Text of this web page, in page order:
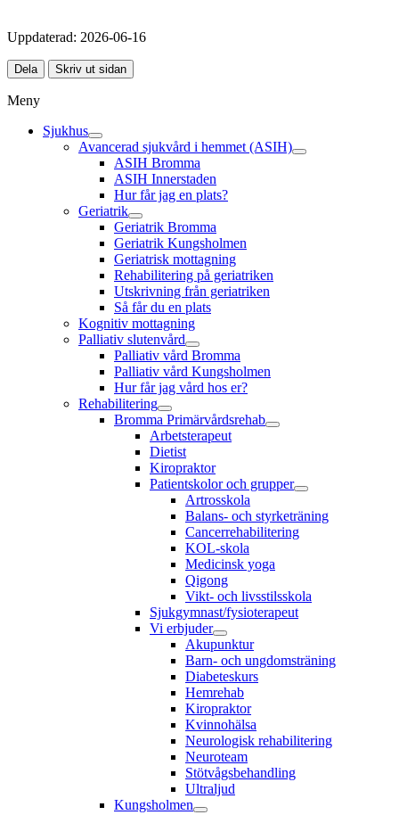
Uppdaterad: 2026-06-16
Dela Skriv ut sidan
Meny
Sjukhus
Avancerad sjukvård i hemmet (ASIH)
ASIH Bromma
ASIH Innerstaden
Hur får jag en plats?
Geriatrik
Geriatrik Bromma
Geriatrik Kungsholmen
Geriatrisk mottagning
Rehabilitering på geriatriken
Utskrivning från geriatriken
Så får du en plats
Kognitiv mottagning
Palliativ slutenvård
Palliativ vård Bromma
Palliativ vård Kungsholmen
Hur får jag vård hos er?
Rehabilitering
Bromma Primärvårdsrehab
Arbetsterapeut
Dietist
Kiropraktor
Patientskolor och grupper
Artrosskola
Balans- och styrketräning
Cancerrehabilitering
KOL-skola
Medicinsk yoga
Qigong
Vikt- och livsstilsskola
Sjukgymnast/fysioterapeut
Vi erbjuder
Akupunktur
Barn- och ungdomsträning
Diabeteskurs
Hemrehab
Kiropraktor
Kvinnohälsa
Neurologisk rehabilitering
Neuroteam
Stötvågsbehandling
Ultraljud
Kungsholmen